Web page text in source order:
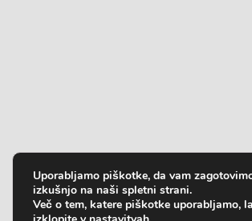
Uporabljamo piškotke, da vam
izkušnjo na naši spletni strani.
Več o tem, katere piškotke uporabljamo,